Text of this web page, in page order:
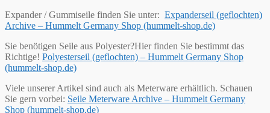
Expander / Gummiseile finden Sie unter: Expanderseil (geflochten)
Archive – Hummelt Germany Shop (hummelt-shop.de)
Sie benötigen Seile aus Polyester?Hier finden Sie bestimmt das
Richtige! Polyesterseil (geflochten) – Hummelt Germany Shop
(hummelt-shop.de)
Viele unserer Artikel sind auch als Meterware erhältlich. Schauen
Sie gern vorbei: Seile Meterware Archive – Hummelt Germany
Shop (hummelt-shop.de)